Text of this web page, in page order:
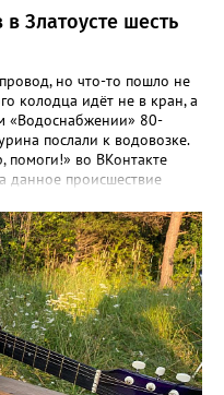
Златоусте шесть
но что-то пошло не
колодца идёт не в кран, а
«Водоснабжении» 80-
послали к водовозке.
помоги!» во ВКонтакте
данное происшествие
организации
ул. Островского, 7,
подачи воды в дом
дней пенсионеры без
(стиль, орфография и
есть комментарий
Она сообщает:
реконструкцию сетей в
условиях горной